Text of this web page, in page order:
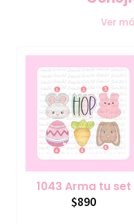
Ver
1043 Arma tu set
$890